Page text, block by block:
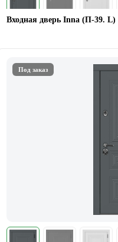
Входная дверь Inna (П-39. L)
Под заказ